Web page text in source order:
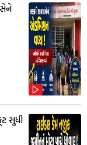
સુધી